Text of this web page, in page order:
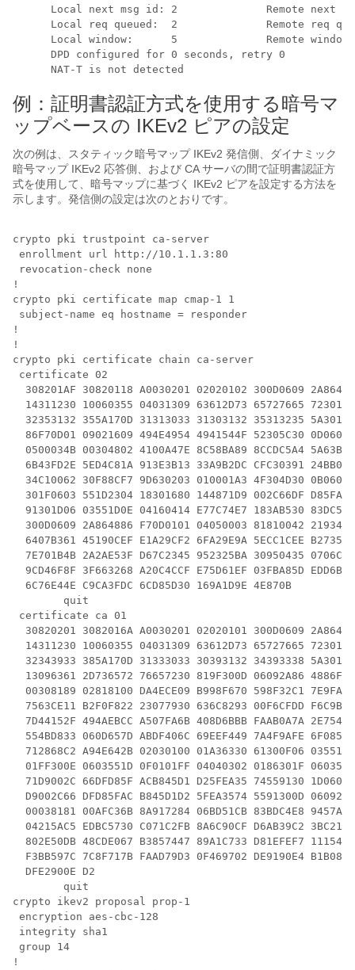
Local next msg id: 2              Remote next
Local req queued:  2              Remote req
Local window:      5              Remote
      DPD configured for 0 seconds, retry 0
      NAT-T is not detected
例：証明書認証方式を使用する暗号マ
ップベースの IKEv2 ピアの設定
次の例は、スタティック暗号マップ IKEv2 発信側、ダイナミック
暗号マップ IKEv2 応答側、および CA サーバの間で証明書認証方
式を使用して、暗号マップに基づく IKEv2 ピアを設定する方法を
示します。発信側の設定は次のとおりです。
crypto pki trustpoint ca-server
enrollment url http://10.1.1.3:80
revocation-check none
!
crypto pki certificate map cmap-1 1
subject-name eq hostname = responder
!
!
crypto pki certificate chain ca-server
certificate 02
308201AF 30820118 A0030201 02020102 300D0609
14311230 10060355 04031309 63612D73 65727665
32353132 355A170D 31313033 31303132 35313235
86F70D01 09021609 494E4954 4941544F 52305C30
0500034B 00304802 4100A47E 8C58BA89 8CCDC5A4
6B43FD2E 5ED4C81A 913E3B13 33A9B2DC CFC30391
34C10062 30F88CF7 9D630203 010001A3 4F304D30
301F0603 551D2304 18301680 144871D9 002C66DF
91301D06 03551D0E 04160414 E77C74E7 183AB530
300D0609 2A864886 F70D0101 04050003 81810042
6407B361 45190CEF E1A29CF2 6FA29E9A 5ECC1CEE
7E701B4B 2A2AE53F D67C2345 952325BA 30950435
9CD46F8F 3F663268 A20C4CCF E75D61EF 03FBA85D
  6C76E44E C9CA3FDC 6CD85D30 169A1D9E 4E870B
        quit
certificate ca 01
30820201 3082016A A0030201 02020101 300D0609
14311230 10060355 04031309 63612D73 65727665
32343933 385A170D 31333033 30393132 34393338
13096361 2D736572 76657230 819F300D 06092A86
00308189 02818100 DA4ECE09 B998F670 598F32C1
7563CE11 B2F0F822 23077930 636C8293 00F6CFDD
7D44152F 494AEBCC A507FA6B 408D6BBB FAAB0A7A
554BD833 060D657D ABDF406C 69EEF449 7A4F9AFE
712868C2 A94E642B 02030100 01A36330 61300F06
01FF300E 0603551D 0F0101FF 04040302 0186301F
71D9002C 66DFD85F ACB845D1 D25FEA35 74559130
D9002C66 DFD85FAC B845D1D2 5FEA3574 5591300D
00038181 00AFC36B 8A917284 06BD51CB 83BDC4E8
04215AC5 EDBC5730 C071C2FB 8A6C90CF D6AB39C2
802E50DB 48CDE067 B3857447 89A1C733 D81EFEF7
F3BB597C 7C8F717B FAAD79D3 0F469702 DE9190E4
  DFE2900E D2
        quit
crypto ikev2 proposal prop-1
encryption aes-cbc-128
integrity sha1
group 14
!